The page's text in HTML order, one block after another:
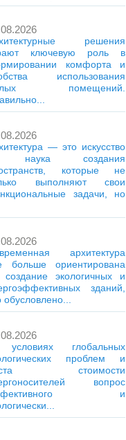
решения
ключевую роль в
комфорта и
использования
помещений.
— это искусство
создания
которые не
выполняют свои
задачи, но
архитектура
больше ориентирована
создание экологичных и
зданий,
обусловлено...
глобальных
проблем и
стоимости
вопрос
и